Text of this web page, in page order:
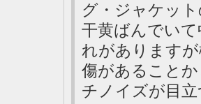
グ・ジャケッ
干黄ばんでい
れがあります
傷があること
チノイズが目